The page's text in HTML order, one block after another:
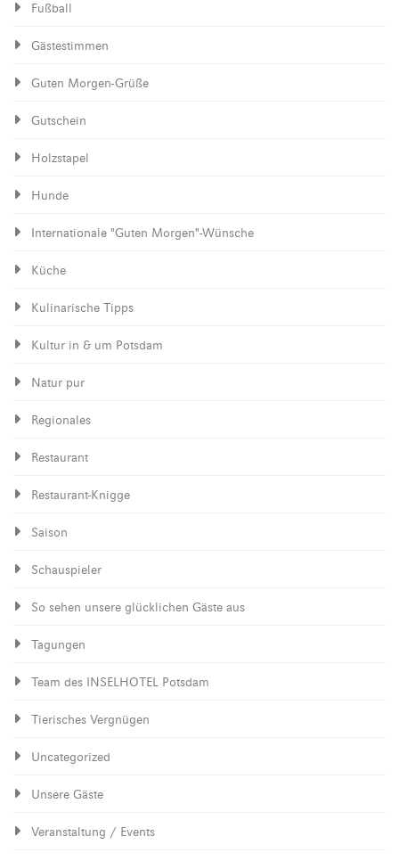
Fußball
Gästestimmen
Guten Morgen-Grüße
Gutschein
Holzstapel
Hunde
Internationale "Guten Morgen"-Wünsche
Küche
Kulinarische Tipps
Kultur in & um Potsdam
Natur pur
Regionales
Restaurant
Restaurant-Knigge
Saison
Schauspieler
So sehen unsere glücklichen Gäste aus
Tagungen
Team des INSELHOTEL Potsdam
Tierisches Vergnügen
Uncategorized
Unsere Gäste
Veranstaltung / Events